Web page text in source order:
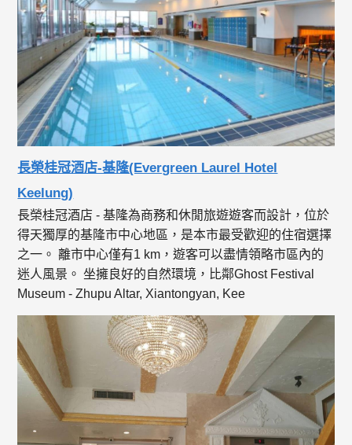
長榮桂冠酒店-基隆(Evergreen Laurel Hotel
Keelung)
長榮桂冠酒店 - 基隆為商務和休閒旅遊遊客而設計，位於
得天獨厚的基隆市中心地區，是本市最受歡迎的住宿選擇
之一。 離市中心僅有1 km，遊客可以盡情領略市區內的
迷人風景。 坐擁良好的自然環境，比鄰Ghost Festival
Museum - Zhupu Altar, Xiantongyan, Kee